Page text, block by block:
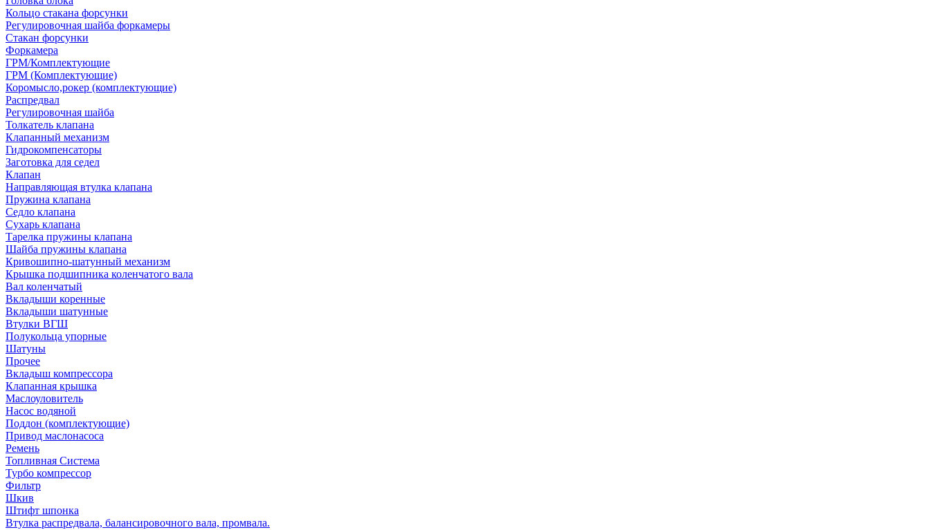
Кольцо стакана форсунки
Регулировочная шайба форкамеры
Стакан форсунки
Форкамера
ГРМ/Комплектующие
ГРМ (Комплектующие)
Коромысло,рокер (комплектующие)
Распредвал
Регулировочная шайба
Толкатель клапана
Клапанный механизм
Гидрокомпенсаторы
Заготовка для седел
Клапан
Направляющая втулка клапана
Пружина клапана
Седло клапана
Сухарь клапана
Тарелка пружины клапана
Шайба пружины клапана
Кривошипно-шатунный механизм
Крышка подшипника коленчатого вала
Вал коленчатый
Вкладыши коренные
Вкладыши шатунные
Втулки ВГШ
Полукольца упорные
Шатуны
Прочее
Вкладыш компрессора
Клапанная крышка
Маслоуловитель
Насос водяной
Поддон (комплектующие)
Привод маслонасоса
Ремень
Топливная Система
Турбо компрессор
Фильтр
Шкив
Штифт шпонка
Втулка распредвала, балансировочного вала, промвала.